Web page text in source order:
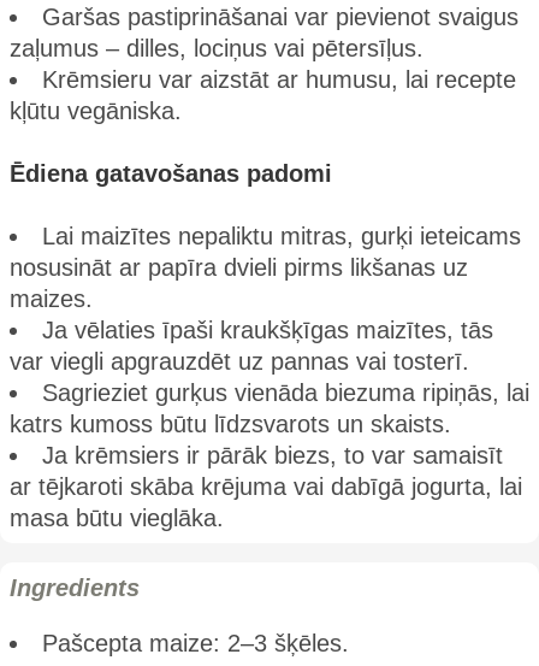
Garšas pastiprināšanai var pievienot svaigus
zaļumus – dilles, lociņus vai pētersīļus.
Krēmsieru var aizstāt ar humusu, lai recepte
kļūtu vegāniska.
Ēdiena gatavošanas padomi
Lai maizītes nepaliktu mitras, gurķi ieteicams
nosusināt ar papīra dvieli pirms likšanas uz
maizes.
Ja vēlaties īpaši kraukšķīgas maizītes, tās
var viegli apgrauzdēt uz pannas vai tosterī.
Sagrieziet gurķus vienāda biezuma ripiņās, lai
katrs kumoss būtu līdzsvarots un skaists.
Ja krēmsiers ir pārāk biezs, to var samaisīt
ar tējkaroti skāba krējuma vai dabīgā jogurta, lai
masa būtu vieglāka.
Ingredients
Pašcepta maize: 2–3 šķēles.